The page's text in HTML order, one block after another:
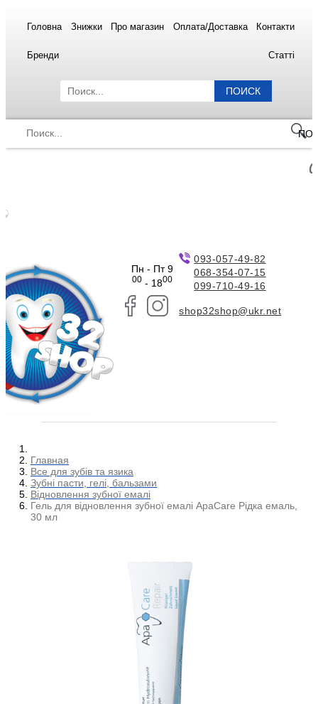
Головна Знижки Про магазин Оплата/Доставка Контакти
Бренди Статті
ПОИСК
Пн - Пт 9
00- 1800
093-057-49-82
068-354-07-15
099-710-49-16
shop32shop@ukr.net
Главная
Все для зубів та язика
Зубні пасти, гелі, бальзами
Відновлення зубної емалі
Гель для відновлення зубної емалі ApaCare Рідка емаль,
30 мл